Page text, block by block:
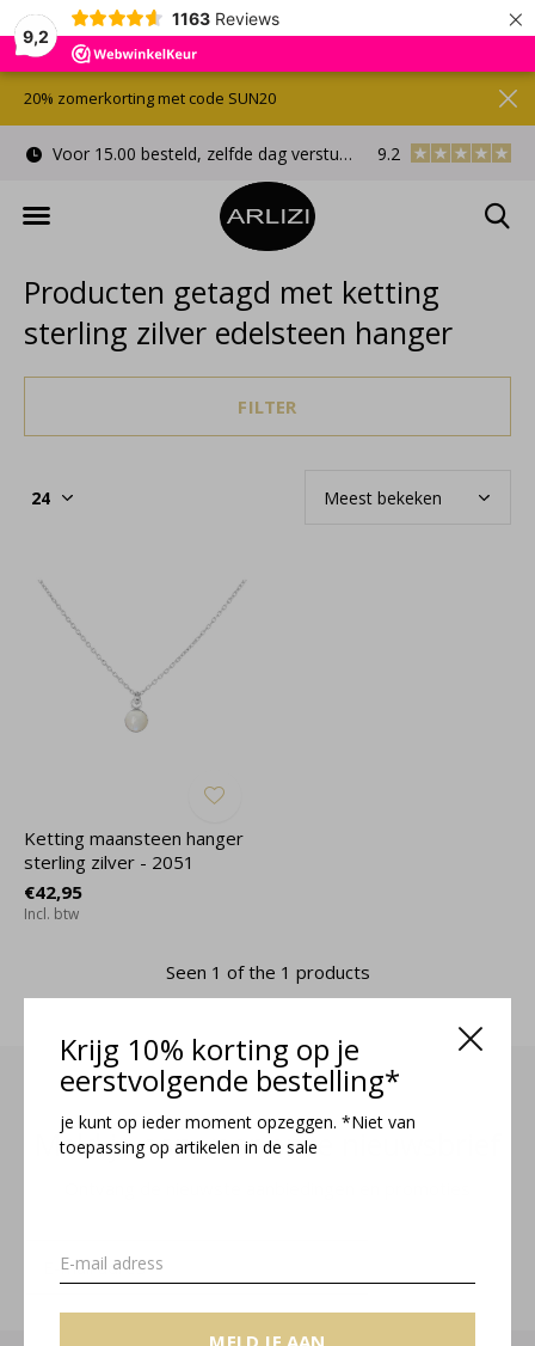
9,2
1163 Reviews ×
Krijg 10% korting op je
eerstvolgende bestelling*
je kunt op ieder moment opzeggen. *Niet van
toepassing op artikelen in de sale
MELD JE AAN
Voor 15.00 besteld, zelfde dag verstuurd Gratis
9.2
20% zomerkorting met code SUN20
Producten getagd met ketting
sterling zilver edelsteen hanger
FILTER
Ketting maansteen hanger
sterling zilver - 2051
€42,95
Incl. btw
Seen 1 of the 1 products
Meld je aan voor onze nieuwsbrief